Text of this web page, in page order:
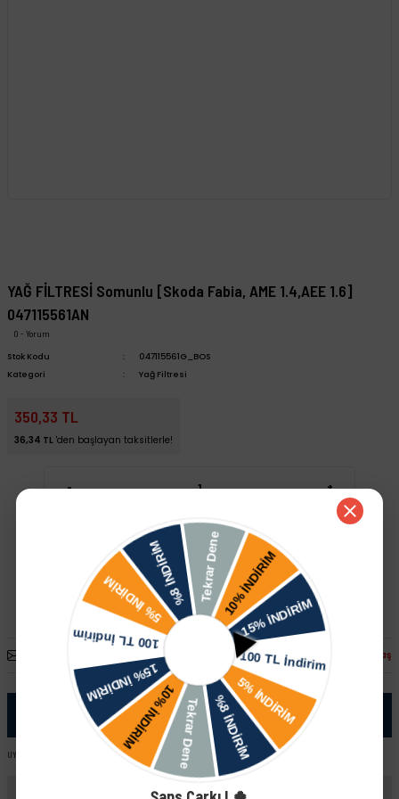
YAĞ FİLTRESİ Somunlu [Skoda Fabia, AME 1.4,AEE 1.6]
047115561AN
0 - Yorum
Stok Kodu
047115561G_BOS
Kategori
Yağ Filtresi
350,33 TL
36,34 TL 'den başlayan taksitlerle!
- +
Sepete Ekle Hızlı Satın Al
Fiyatı Düşünce Haber Ver Paylaş
UYUMLU ARAÇ VE MOTOR TIPLERI: Skoda Felicia 1.6 MPI ( AEE ) Skoda Fabia - I ( 6Y )